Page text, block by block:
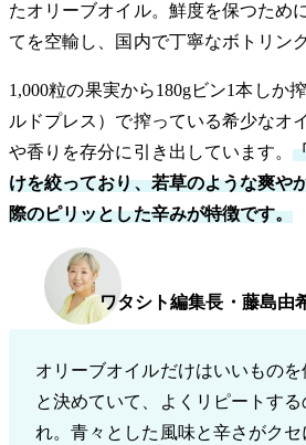
たオリーブオイル。鮮度を保つため
てを空輸し、国内で丁寧なボトリン
1,000粒の果実から180gビン1本しか
ルドプレス）で搾っている希少なオ
や香りを存分に引き出しています。
けを絞っており、若草のような爽や
際のピリッとした辛みが特徴です。
ワタシト編集長・藤島由
オリーブオイルだけはいいものを
と決めていて、よくリピートする
れ。青々とした風味と辛さがクセ